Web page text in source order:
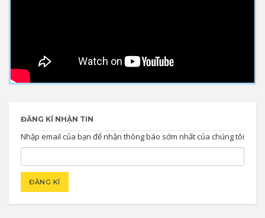
ĐĂNG KÍ NHẬN TIN
Nhập email của bạn để nhận thông báo sớm nhất của chúng tôi